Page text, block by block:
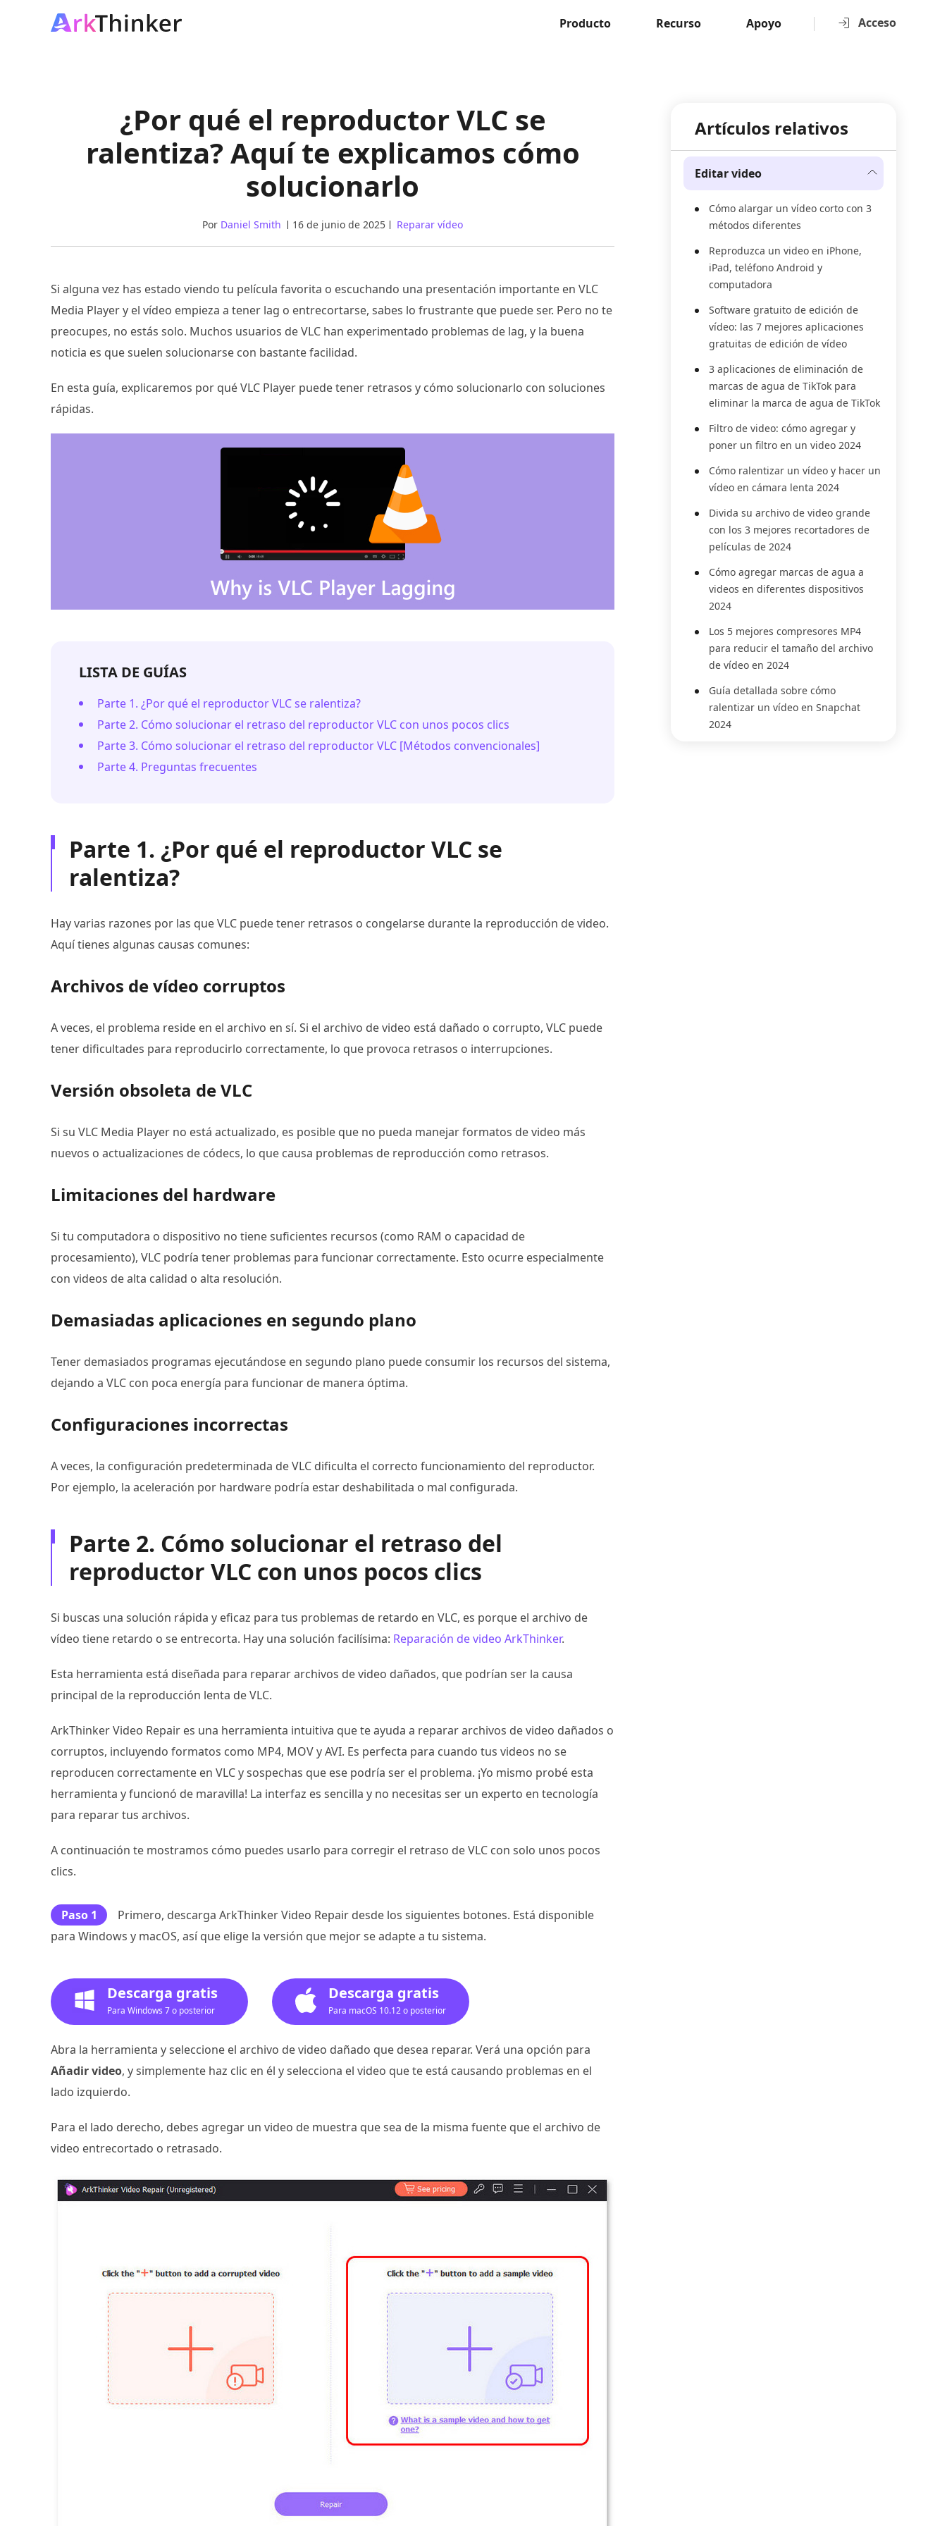
Acceso
Producto Recurso Apoyo
¿Por qué el reproductor VLC se
ralentiza? Aquí te explicamos cómo
solucionarlo
Por Daniel Smith 16 de junio de 2025 Reparar vídeo
Si alguna vez has estado viendo tu película favorita o escuchando una presentación importante en VLC
Media Player y el vídeo empieza a tener lag o entrecortarse, sabes lo frustrante que puede ser. Pero no te
preocupes, no estás solo. Muchos usuarios de VLC han experimentado problemas de lag, y la buena
noticia es que suelen solucionarse con bastante facilidad.
En esta guía, explicaremos por qué VLC Player puede tener retrasos y cómo solucionarlo con soluciones
rápidas.
LISTA DE GUÍAS
Parte 1. ¿Por qué el reproductor VLC se ralentiza?
Parte 2. Cómo solucionar el retraso del reproductor VLC con unos pocos clics
Parte 3. Cómo solucionar el retraso del reproductor VLC [Métodos convencionales]
Parte 4. Preguntas frecuentes
Parte 1. ¿Por qué el reproductor VLC se
ralentiza?
Hay varias razones por las que VLC puede tener retrasos o congelarse durante la reproducción de video.
Aquí tienes algunas causas comunes:
Archivos de vídeo corruptos
A veces, el problema reside en el archivo en sí. Si el archivo de video está dañado o corrupto, VLC puede
tener dificultades para reproducirlo correctamente, lo que provoca retrasos o interrupciones.
Versión obsoleta de VLC
Si su VLC Media Player no está actualizado, es posible que no pueda manejar formatos de video más
nuevos o actualizaciones de códecs, lo que causa problemas de reproducción como retrasos.
Limitaciones del hardware
Si tu computadora o dispositivo no tiene suficientes recursos (como RAM o capacidad de
procesamiento), VLC podría tener problemas para funcionar correctamente. Esto ocurre especialmente
con videos de alta calidad o alta resolución.
Demasiadas aplicaciones en segundo plano
Tener demasiados programas ejecutándose en segundo plano puede consumir los recursos del sistema,
dejando a VLC con poca energía para funcionar de manera óptima.
Configuraciones incorrectas
A veces, la configuración predeterminada de VLC dificulta el correcto funcionamiento del reproductor.
Por ejemplo, la aceleración por hardware podría estar deshabilitada o mal configurada.
Parte 2. Cómo solucionar el retraso del
reproductor VLC con unos pocos clics
Si buscas una solución rápida y eficaz para tus problemas de retardo en VLC, es porque el archivo de
vídeo tiene retardo o se entrecorta. Hay una solución facilísima: Reparación de video ArkThinker.
Esta herramienta está diseñada para reparar archivos de video dañados, que podrían ser la causa
principal de la reproducción lenta de VLC.
ArkThinker Video Repair es una herramienta intuitiva que te ayuda a reparar archivos de video dañados o
corruptos, incluyendo formatos como MP4, MOV y AVI. Es perfecta para cuando tus videos no se
reproducen correctamente en VLC y sospechas que ese podría ser el problema. ¡Yo mismo probé esta
herramienta y funcionó de maravilla! La interfaz es sencilla y no necesitas ser un experto en tecnología
para reparar tus archivos.
A continuación te mostramos cómo puedes usarlo para corregir el retraso de VLC con solo unos pocos
clics.
Paso 1
Primero, descarga ArkThinker Video Repair desde los siguientes botones. Está disponible
para Windows y macOS, así que elige la versión que mejor se adapte a tu sistema.
Descarga gratis
Para Windows 7 o posterior
Descarga gratis
Para macOS 10.12 o posterior
Abra la herramienta y seleccione el archivo de video dañado que desea reparar. Verá una opción para
Añadir video, y simplemente haz clic en él y selecciona el video que te está causando problemas en el
lado izquierdo.
Para el lado derecho, debes agregar un video de muestra que sea de la misma fuente que el archivo de
video entrecortado o retrasado.
Artículos relativos
Editar video
Cómo alargar un vídeo corto con 3
métodos diferentes
Reproduzca un video en iPhone,
iPad, teléfono Android y
computadora
Software gratuito de edición de
vídeo: las 7 mejores aplicaciones
gratuitas de edición de vídeo
3 aplicaciones de eliminación de
marcas de agua de TikTok para
eliminar la marca de agua de TikTok
Filtro de video: cómo agregar y
poner un filtro en un video 2024
Cómo ralentizar un vídeo y hacer un
vídeo en cámara lenta 2024
Divida su archivo de video grande
con los 3 mejores recortadores de
películas de 2024
Cómo agregar marcas de agua a
videos en diferentes dispositivos
2024
Los 5 mejores compresores MP4
para reducir el tamaño del archivo
de vídeo en 2024
Guía detallada sobre cómo
ralentizar un vídeo en Snapchat
2024